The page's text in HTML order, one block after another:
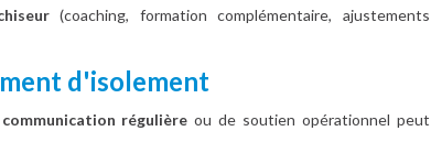
(coaching, formation complémentaire, ajustements
d'isolement
communication régulière ou de soutien opérationnel peut